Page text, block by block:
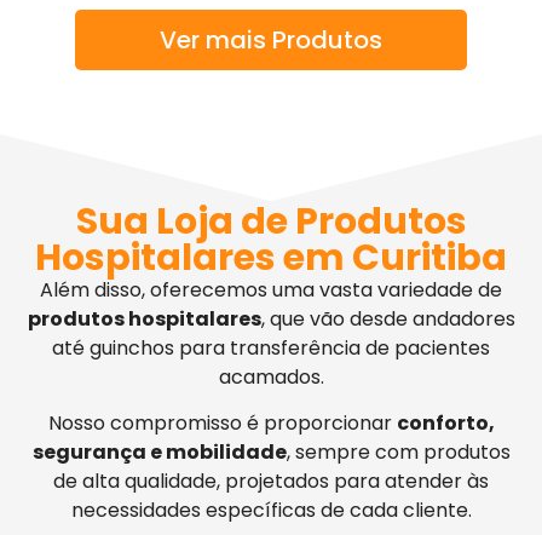
Ver mais Produtos
Sua Loja de Produtos
Hospitalares em Curitiba
Além disso, oferecemos uma vasta variedade de
produtos hospitalares, que vão desde andadores
até guinchos para transferência de pacientes
acamados.
Nosso compromisso é proporcionar conforto,
segurança e mobilidade, sempre com produtos
de alta qualidade, projetados para atender às
necessidades específicas de cada cliente.